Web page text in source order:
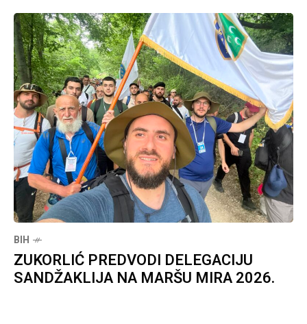
BIH
ZUKORLIĆ PREDVODI DELEGACIJU
SANDŽAKLIJA NA MARŠU MIRA 2026.